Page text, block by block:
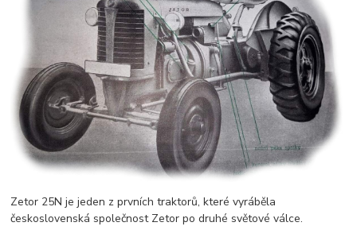
Zetor 25N je jeden z prvních traktorů, které vyráběla
československá společnost Zetor po druhé světové válce.